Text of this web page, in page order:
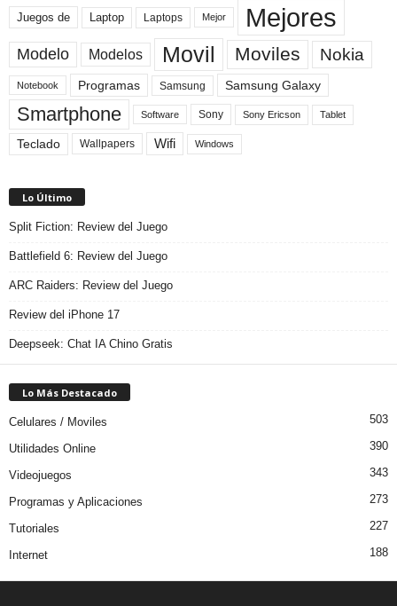
Juegos de Laptop Laptops Mejor Mejores
Modelo Modelos Movil Moviles Nokia
Notebook Programas Samsung Samsung Galaxy
Smartphone Software Sony Sony Ericson Tablet
Teclado Wallpapers Wifi Windows
Lo Último
Split Fiction: Review del Juego
Battlefield 6: Review del Juego
ARC Raiders: Review del Juego
Review del iPhone 17
Deepseek: Chat IA Chino Gratis
Lo Más Destacado
Celulares / Moviles 503
Utilidades Online 390
Videojuegos 343
Programas y Aplicaciones 273
Tutoriales 227
Internet 188